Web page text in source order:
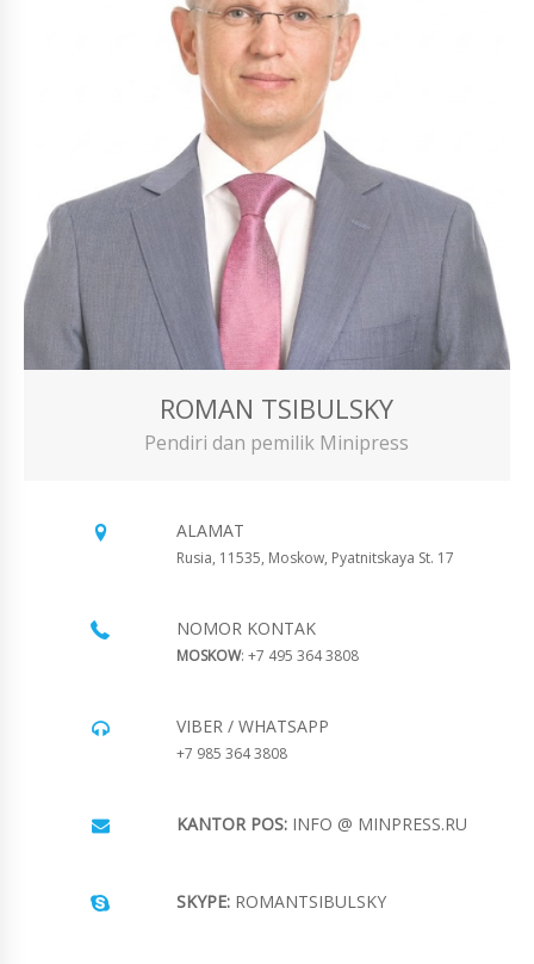
ROMAN TSIBULSKY
Pendiri dan pemilik Minipress
ALAMAT
Rusia, 11535, Moskow, Pyatnitskaya St. 17
NOMOR KONTAK
MOSKOW: +7 495 364 3808
VIBER / WHATSAPP
+7 985 364 3808
KANTOR POS: INFO @ MINPRESS.RU
SKYPE: ROMANTSIBULSKY